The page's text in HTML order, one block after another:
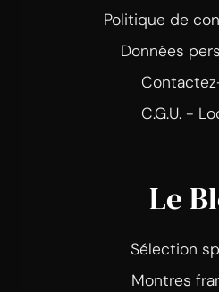
Politique de
Données
C.G.U. -
Le
Sélection
Montres